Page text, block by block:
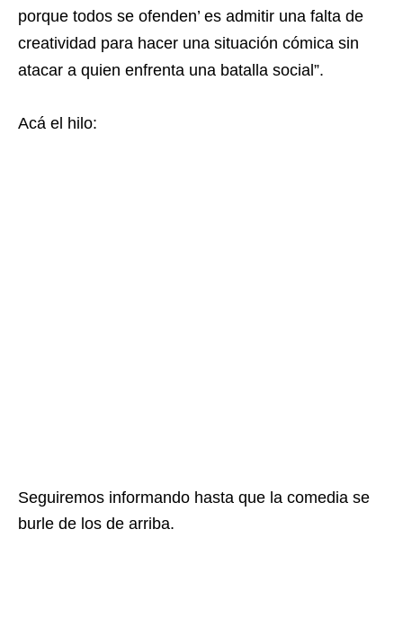
porque todos se ofenden’ es admitir una falta de
creatividad para hacer una situación cómica sin
atacar a quien enfrenta una batalla social”.
Acá el hilo:
Seguiremos informando hasta que la comedia se
burle de los de arriba.